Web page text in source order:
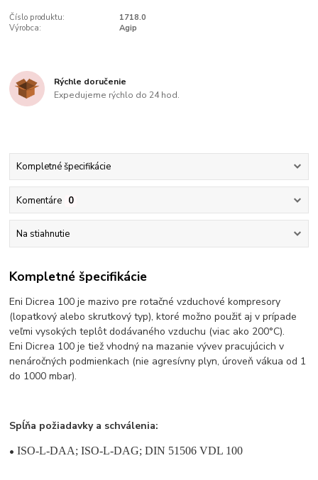
Číslo produktu:
1718.0
Výrobca:
Agip
Rýchle doručenie
Expedujeme rýchlo do 24 hod.
Kompletné špecifikácie
Komentáre 0
Na stiahnutie
Kompletné špecifikácie
Eni Dicrea 100 je mazivo pre rotačné vzduchové kompresory
(lopatkový alebo skrutkový typ), ktoré možno použiť aj v prípade
veľmi vysokých teplôt dodávaného vzduchu (viac ako 200°C).
Eni Dicrea 100 je tiež vhodný na mazanie vývev pracujúcich v
nenáročných podmienkach (nie agresívny plyn, úroveň vákua od 1
do 1000 mbar).
Spĺňa požiadavky a schválenia:
•ISO-L-DAA;ISO-L-DAG;DIN 51506 VDL 100